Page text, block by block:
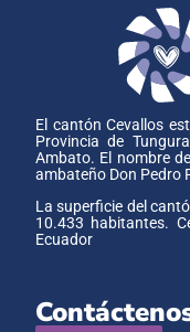
El cantón Cevallos
Provincia de
Ambato. El nombre
ambateño Don Pedro
La superficie del
10.433 habitantes.
Ecuador